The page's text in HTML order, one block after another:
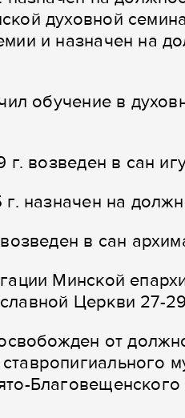
духовной
и назначен на
обучение в
г. возведен в сан
г. назначен на
в сан
Минской
Церкви 27-
от